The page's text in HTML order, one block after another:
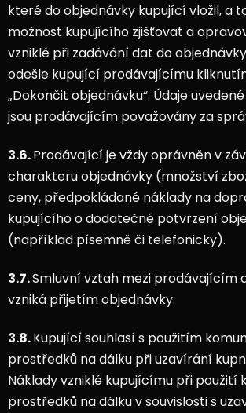
které do objednávky kupující vložil, a
možnost kupujícího zjišťovat a
vzniklé při zadávání dat do
odešle kupující prodávajícímu
„Dokončit objednávku“. Údaje
jsou prodávajícím považovány za
3.6.Prodávající je vždy oprávněn v
charakteru objednávky (množství
ceny, předpokládané náklady na
kupujícího o dodatečné potvrzení
(například písemně či telefonicky).
3.7.Smluvní vztah mezi prodávajícím
vzniká přijetím objednávky.
3.8.Kupující souhlasí s použitím
prostředků na dálku při uzavírání
Náklady vzniklé kupujícímu při použití
prostředků na dálku v souvislosti s